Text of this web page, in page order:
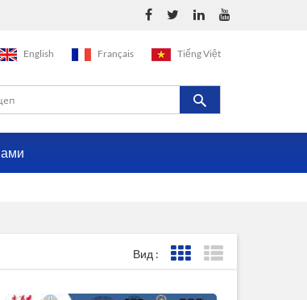
English Français Tiếng Việt
Вид : Представление сетки